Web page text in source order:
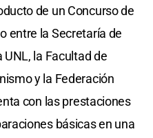
de un Concurso de
entre la Secretaría de
la Facultad de
y la Federación
con las prestaciones
básicas en una